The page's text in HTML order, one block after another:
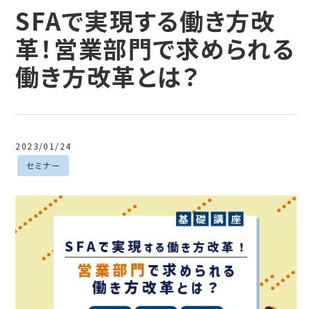
SFAで実現する働き方改
革！営業部門で求められる
働き方改革とは？
2023/01/24
セミナー